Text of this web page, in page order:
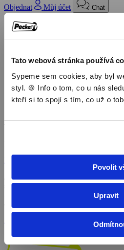
Tato webová stránka používá
Sypeme sem cookies, aby byl
styl. 🍪 Info o tom, co u nás
kteří si to spojí s tím, co už o
Povolit
Upravit
Objednat
Můj účet Chat
Domů
/
Program
Dokumenty
Jezero Tanganika: Modré srdce
Jezero
Afriky
Jezero Tanganika, jedno z největších
střetávají dva velmi odlišné, ale
Nedotčená divočina na pobřeží, která
a antilop, a působivě rozmanitý
vlastností charakteristických pro
dechberoucí západy slunce,
hladinou spatříme sardinky, barevné
Pořad aktuálně není v nabídce